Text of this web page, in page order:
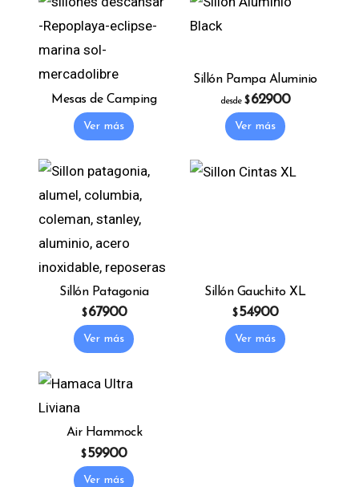
Mesas de Camping
Ver más
Sillón Pampa Aluminio
desde $ 62900
This product has
Ver más
Sillón Patagonia
$ 67900
This product has multiple variants. The
Ver más
Sillón Gauchito XL
$ 54900
This product has
Ver más
Air Hammock
$ 59900
This product has multiple variants. The
Ver más